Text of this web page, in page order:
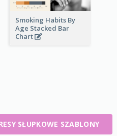
Smoking Habits By
Age Stacked Bar
Chart
SŁUPKOWE SZABLONY